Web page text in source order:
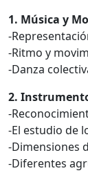
1. Música y
-
-Ritmo y
-Danza
2.
-
-El estudio de
-Dimensiones
-Diferentes